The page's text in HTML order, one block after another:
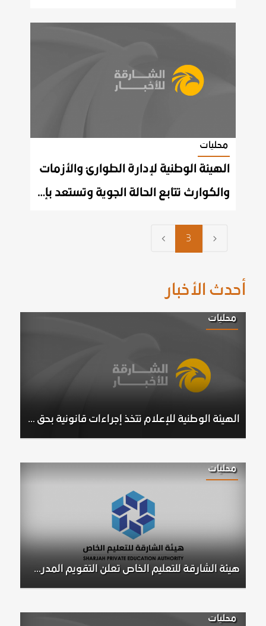
أحدث الأخبار
الهيئة الوطنية للإعلام تتخذ إجراءات قانونية بحق شخصين بعد مخالفتهما معايير المحتوى الإعلامي
محليات
هيئة الشارقة للتعليم الخاص تعلن التقويم المدرسي بدءًا من العام الأكاديمي 2026-2027
محليات
محليات
محليات
الهيئة الوطنية لإدارة الطوارئ والأزمات
والكوارث تتابع الحالة الجوية وتستعد بإجراءات استباقية
3